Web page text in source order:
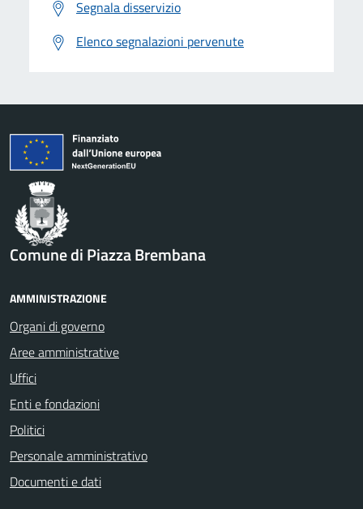
Segnala disservizio
Elenco segnalazioni pervenute
Comune di Piazza Brembana
AMMINISTRAZIONE
Organi di governo
Aree amministrative
Uffici
Enti e fondazioni
Politici
Personale amministrativo
Documenti e dati